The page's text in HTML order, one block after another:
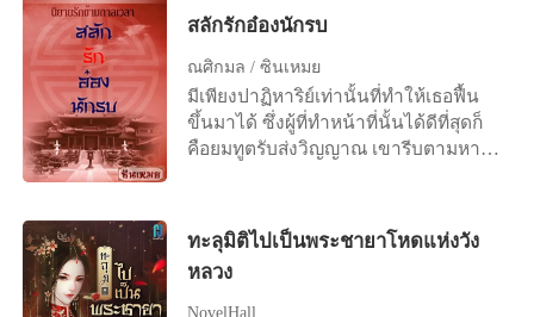
ขึ้นมาอีกที นี่ไม่ใช่คอนโดหรูย่าน
ใจกลางเมืองปักกิ่ง หลังคามุงหญ้านี่คือ
อะไร มันควรจะเป็นเพดานสีขาวสิ เมื่อ
มองไปรอบๆ ห้องนี่คืออะไร นี่มันไม่ใช่
ผนังที่ทำมาจากคอนกรีต มันคือดิน
เหนียว หลินตงหยางคิดว่าตัวเองฝันไป
ไมไ่ด้ฝัน ตอนนั้นเองเขารู้สึกปวดหัวขึ้น
มาอย่างรุนแรง และในหัวของเขามีภาพ
วิญญาณสวมร่างได้ แต่เมื่อขับไล่
จำเป็นต้องขับไล่คน ออกจากอารามแทน
++++ "อนิจจาวาสนาเด็กน้อยได้ดับสิ้น
ลงแล้ว จี้คงเตรียมพิธีสวดส่งวิญญาณให้
นางเถอะ" นักพรตเฒ่าสั่งการลูกศิษย์ตัว
ขานรับคำสั่ง หันไปเตรียมสิ่งของสำหรับ
ทำพิธีสวดส่งวิญญาณผู้ตาย ทว่าผ่านไป
เพียงอึดใจเดียว "อ๊ากกก ! มีผี !" เสียง
กรีดร้องดังลั่น ร่างเล็ก ๆ ของเขาวิ่งไป
สลักรักอ๋องนักรบ
ณศิกมล / ซินเหมย
มีเพียงปาฏิหาริย์เท่านั้นที่ทำให้เธอฟื้น
ขึ้นมาได้ ซึ่งผู้ที่ทำหน้าที่นั้นได้ดีที่สุดก็
คือยมทูตรับส่งวิญญาณ เขารีบตามหา
เขาเจอเธอเมื่อร่างของเธอถูกเผาไปแล้ว
ทางเดียวที่จะแก้ไขความผิดก็คือต้องส่ง
เธอกลับไปในร่างของคนอื่นที่เพิ่งหมด
ลมหายใจ และด้วยเหตุผลที่เธอเรียกร้อง
ทะลุมิติไปเป็นพระชายาโหดแห่งวัง
หลวง
NovelHall